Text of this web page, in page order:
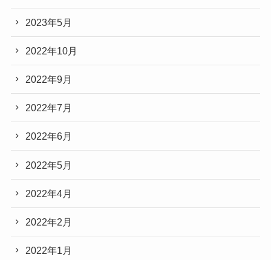
2023年5月
2022年10月
2022年9月
2022年7月
2022年6月
2022年5月
2022年4月
2022年2月
2022年1月